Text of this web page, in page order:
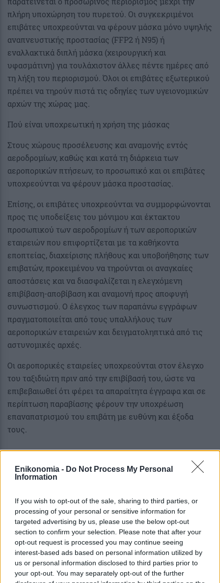
Enikonomia - Do Not Process My Personal
Information
If you wish to opt-out of the sale, sharing to third parties, or
processing of your personal or sensitive information for
targeted advertising by us, please use the below opt-out
section to confirm your selection. Please note that after your
opt-out request is processed you may continue seeing
interest-based ads based on personal information utilized by
us or personal information disclosed to third parties prior to
your opt-out. You may separately opt-out of the further
πλήρη υποχώρηση του πυρετού. Οι συγκεκριμένοι
επιβάτες υποχρεούνται να φέρουν μάσκα μόνο υψηλής
αναπνευστικής προστασίας (FFP2 ή N95) ή
εναλλακτικά διπλή μάσκα (χειρουργική και
υφασμάτινη) για τουλάχιστον άλλες πέντε ημέρες από
τη λήξη του περιορισμού. Όλοι οι επιβάτες εξωτερικού
πρέπει να τηρούν πιστά τις οδηγίες των υγειονομικών
αρχών της χώρας μας.
Πού είναι υποχρεωτική η χρήση της μάσκας
Στους χώρους προσέλευσης και αναμονής εντός
αεροδρομίων, καθώς και κατά τη διάρκεια των
αεροπορικών πτήσεων, το προσωπικό και οι επιβάτες
υποχρεούνται να φέρουν μάσκα προστασίας.
Επίσης, οι επιβάτες υποχρεούνται να συμμορφώνονται
προς τις υποδείξεις του μόνιμου και έκτακτου
προσωπικού των αεροδρομίων ή των αεροπορικών
εταιρειών που επιφορτίζεται με τα καθήκοντα
εποπτείας, διαχείρισης πλήθους και υποβοήθησης των
επιβατών, προκειμένου να τηρούνται οι αναγκαίες
αποστάσεις και να διασφαλίζεται η ελεγχόμενη
επιβίβαση-αποβίβαση και αναμονή προς αποφυγή
συνωστισμού. Ο έλεγχος των παραπάνω εγγράφων
πραγματοποιείται από τους υπαλλήλους των
αεροπορικών εταιρειών και δειγματοληπτικά από τις
αστυνομικές αρχές.
Οι αεροπορικές εταιρείες υποχρεούνται στον έλεγχο
του ταξιδιώτη πριν από την επιβίβασή του, ώστε να
επιβεβαιωθεί ότι φέρει τα απαραίτητα έγγραφα και σε
περίπτωση παραβίασης φέρουν την υποχρέωση
επαναπατρισμού του επιβάτη με ευθύνη και έξοδα
τους.